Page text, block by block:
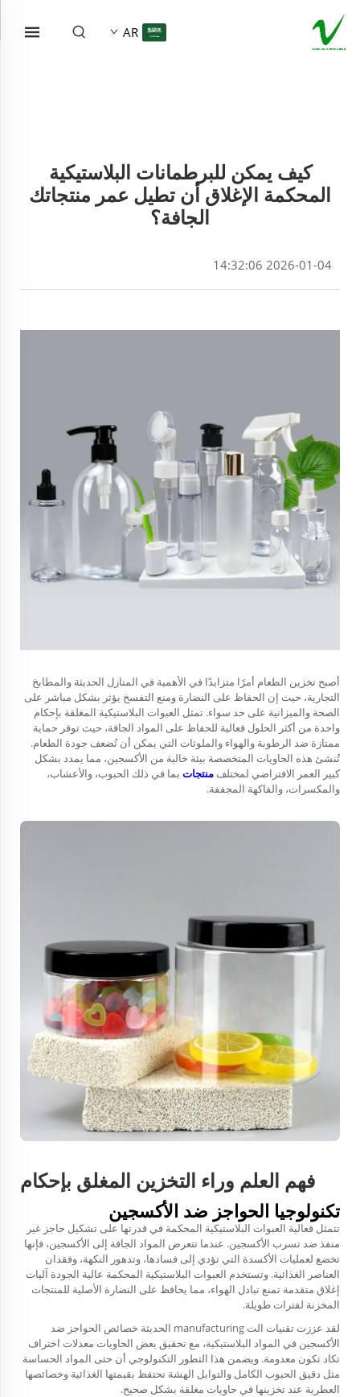
AR
كيف يمكن للبرطمانات البلاستيكية
المحكمة الإغلاق أن تطيل عمر منتجاتك
الجافة؟
2026-01-04 14:32:06
أصبح تخزين الطعام أمرًا متزايدًا في الأهمية في المنازل الحديثة والمطابخ
التجارية، حيث إن الحفاظ على النضارة ومنع التفسخ يؤثر بشكل مباشر على
الصحة والميزانية على حد سواء. تمثل العبوات البلاستيكية المغلقة بإحكام
واحدة من أكثر الحلول فعالية للحفاظ على المواد الجافة، حيث توفر حماية
ممتازة ضد الرطوبة والهواء والملوثات التي يمكن أن تُضعف جودة الطعام.
تُنشئ هذه الحاويات المتخصصة بيئة خالية من الأكسجين، مما يمدد بشكل
كبير العمر الافتراضي لمختلف منتجات بما في ذلك الحبوب، والأعشاب،
والمكسرات، والفاكهة المجففة.
فهم العلم وراء التخزين المغلق بإحكام
تكنولوجيا الحواجز ضد الأكسجين
تتمثل فعالية العبوات البلاستيكية المحكمة في قدرتها على تشكيل حاجز غير
منفذ ضد تسرب الأكسجين. عندما تتعرض المواد الجافة إلى الأكسجين، فإنها
تخضع لعمليات الأكسدة التي تؤدي إلى فسادها، وتدهور النكهة، وفقدان
العناصر الغذائية. وتستخدم العبوات البلاستيكية المحكمة عالية الجودة آليات
إغلاق متقدمة تمنع تبادل الهواء، مما يحافظ على النضارة الأصلية للمنتجات
المخزنة لفترات طويلة.
لقد عززت تقنيات الت manufacturing الحديثة خصائص الحواجز ضد
الأكسجين في المواد البلاستيكية، مع تحقيق بعض الحاويات معدلات اختراف
تكاد تكون معدومة. ويضمن هذا التطور التكنولوجي أن حتى المواد الحساسة
مثل دقيق الحبوب الكامل والتوابل الهشة تحتفظ بقيمتها الغذائية وخصائصها
العطرية عند تخزينها في حاويات مغلقة بشكل صحيح.